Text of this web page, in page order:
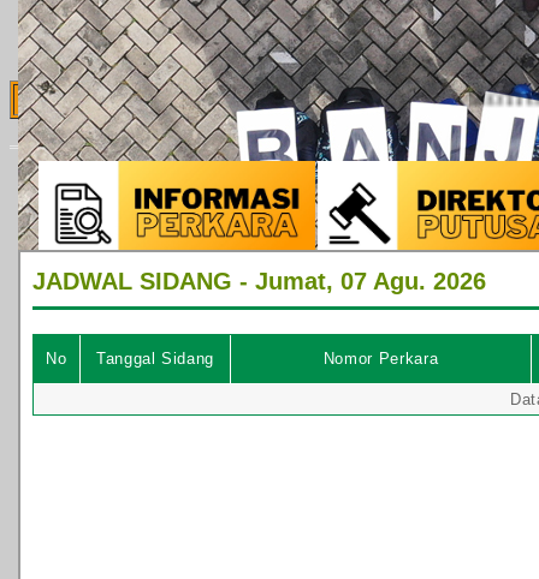
Fungsional & Pelaksana
PPPK
Pegawai Outsourcing
Sistem Pengelolaan Pengadilan
Standar Pelayanan Pengadilan
Rencana Strategis
Rencana Kerja dan Anggaran
Pengawasan dan Kode Etik Hakim
Monitoring LHKPN DAN LHKSN
Layanan PublikInformasi & Laporan
Layanan Pengadilan
Waktu Pelayanan
Jadwal Persidangan
PPID
Form Pengajuan Permohonan Informasi
MOTTO PTUN Banjarmasin :